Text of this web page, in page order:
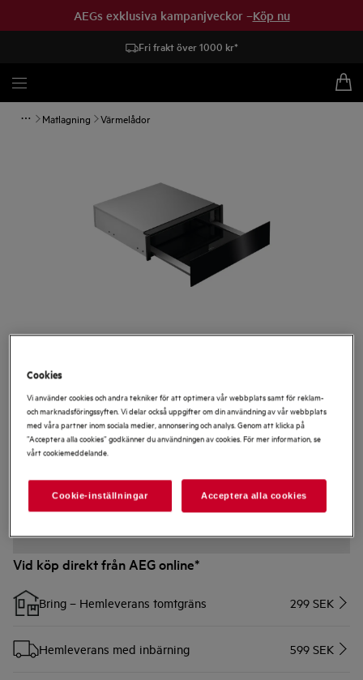
AEGs exklusiva kampanjveckor –Köp nu
Fri frakt över 1000 kr*
Matlagning Värmelådor
NKD914B
8000 Värmelåda Inbyggd Svart
Vid köp direkt från AEG online*
Bring – Hemleverans tomtgräns 299 SEK
Hemleverans med inbärning 599 SEK
Cookies
Vi använder cookies och andra tekniker för att optimera vår webbplats samt för reklam-
och marknadsföringssyften. Vi delar också uppgifter om din användning av vår webbplats
med våra partner inom sociala medier, annonsering och analys. Genom att klicka på
”Acceptera alla cookies” godkänner du användningen av cookies. För mer information, se
vårt cookiemeddelande.
Cookie-inställningar Acceptera alla cookies